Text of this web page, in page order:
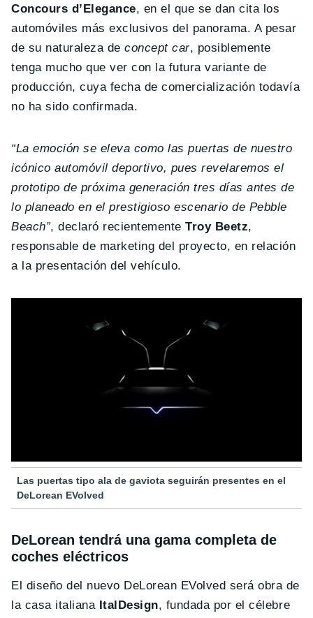
Concours d’Elegance, en el que se dan cita los
automóviles más exclusivos del panorama. A pesar
de su naturaleza deconcept car, posiblemente
tenga mucho que ver con la futura variante de
producción, cuya fecha de comercialización todavía
no ha sido confirmada.
“La emoción se eleva como las puertas de nuestro
icónico automóvil deportivo, pues revelaremos el
prototipo de próxima generación tres días antes de
lo planeado en el prestigioso escenario de Pebble
Beach”, declaró recientementeTroy Beetz,
responsable de marketing del proyecto, en relación
a la presentación del vehículo.
Las puertas tipo ala de gaviota seguirán presentes en el
DeLorean EVolved
DeLorean tendrá una gama completa de
coches eléctricos
El diseño del nuevo DeLorean EVolved será obra de
la casa italiana ItalDesign, fundada por el célebre